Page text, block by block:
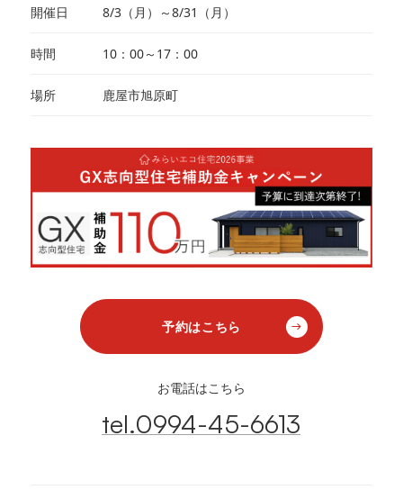
開催日 8/3（月）～8/31（月）
時間 10：00～17：00
場所 鹿屋市旭原町
予約はこちら
お電話はこちら
tel.0994-45-6613